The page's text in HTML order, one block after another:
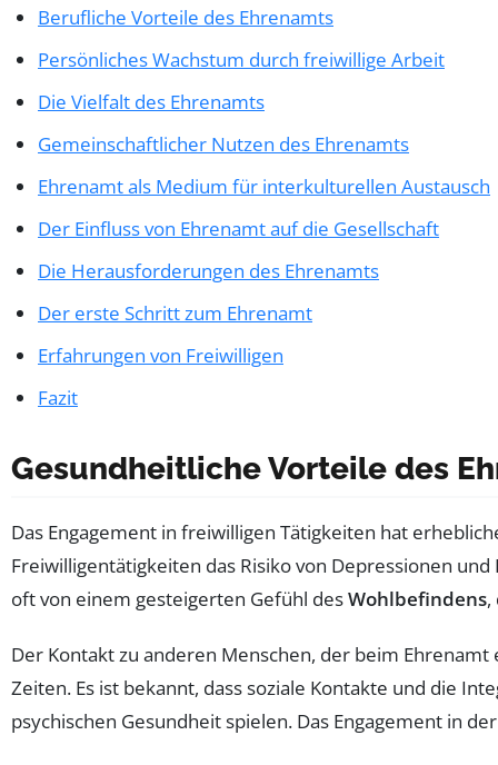
Berufliche Vorteile des Ehrenamts
Persönliches Wachstum durch freiwillige Arbeit
Die Vielfalt des Ehrenamts
Gemeinschaftlicher Nutzen des Ehrenamts
Ehrenamt als Medium für interkulturellen Austausch
Der Einfluss von Ehrenamt auf die Gesellschaft
Die Herausforderungen des Ehrenamts
Der erste Schritt zum Ehrenamt
Erfahrungen von Freiwilligen
Fazit
Gesundheitliche Vorteile des
Das Engagement in freiwilligen Tätigkeiten hat
Freiwilligentätigkeiten das Risiko von Depressionen
oft von einem gesteigerten Gefühl desWohlbefindens,
Der Kontakt zu anderen Menschen, der beim
Zeiten. Es ist bekannt, dass soziale Kontakte und die
psychischen Gesundheit spielen. Das Engagement in